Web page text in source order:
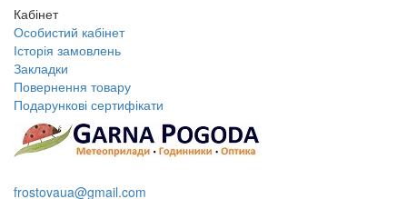
Кабінет
Особистий кабінет
Історія замовлень
Закладки
Повернення товару
Подарункові сертифікати
frostovaua@gmail.com